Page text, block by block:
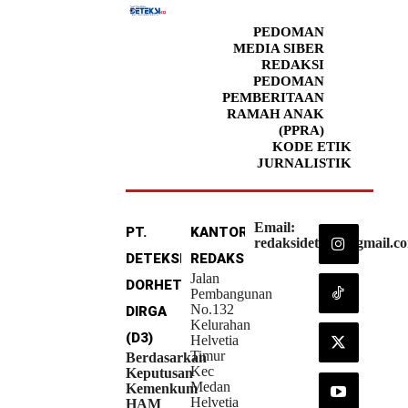
PEDOMAN
MEDIA SIBER
REDAKSI
PEDOMAN
PEMBERITAAN
RAMAH ANAK
(PPRA)
KODE ETIK
JURNALISTIK
PT.
DETEKSI
DORHETA
DIRGA
(D3)
Berdasarkan
Keputusan
Kemenkum
HAM
KANTOR
REDAKSI
Jalan
Pembangunan
No.132
Kelurahan
Helvetia
Timur
Kec
Medan
Helvetia
Email: